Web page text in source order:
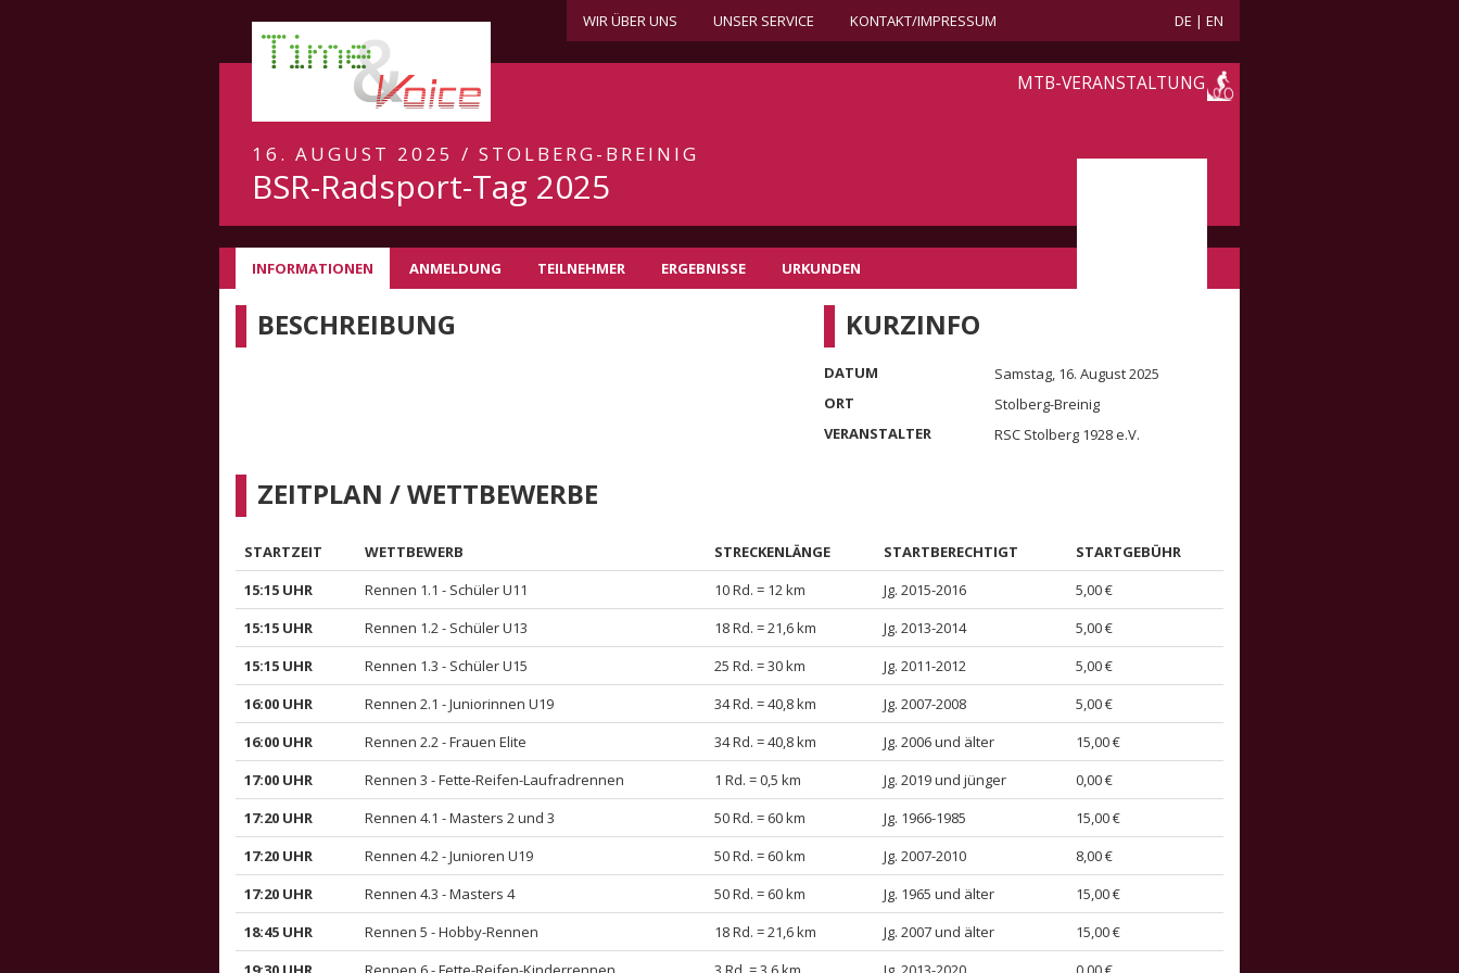
WIR ÜBER UNS UNSER SERVICE KONTAKT/IMPRESSUM DE | EN
MTB-VERANSTALTUNG
16. AUGUST 2025 / STOLBERG-BREINIG
BSR-Radsport-Tag 2025
INFORMATIONEN ANMELDUNG TEILNEHMER ERGEBNISSE URKUNDEN
BESCHREIBUNG KURZINFO
DATUM
Samstag, 16. August 2025
ORT
Stolberg-Breinig
VERANSTALTER
RSC Stolberg 1928 e.V.
ZEITPLAN / WETTBEWERBE
STARTZEIT WETTBEWERB STRECKENLÄNGE STARTBERECHTIGT
STARTGEBÜHR
15:15 UHR
Rennen 1.1 - Schüler U11 10 Rd. = 12 km Jg. 2015-2016
5,00 €
15:15 UHR
Rennen 1.2 - Schüler U13 18 Rd. = 21,6 km Jg. 2013-2014
5,00 €
15:15 UHR
Rennen 1.3 - Schüler U15 25 Rd. = 30 km Jg. 2011-2012
5,00 €
16:00 UHR
Rennen 2.1 - Juniorinnen U19 34 Rd. = 40,8 km Jg. 2007-2008
5,00 €
16:00 UHR
Rennen 2.2 - Frauen Elite 34 Rd. = 40,8 km Jg. 2006 und älter
15,00 €
17:00 UHR
Rennen 3 - Fette-Reifen-Laufradrennen 1 Rd. = 0,5 km Jg. 2019 und jünger
0,00 €
17:20 UHR
Rennen 4.1 - Masters 2 und 3 50 Rd. = 60 km Jg. 1966-1985
15,00 €
17:20 UHR
Rennen 4.2 - Junioren U19 50 Rd. = 60 km Jg. 2007-2010
8,00 €
17:20 UHR
Rennen 4.3 - Masters 4 50 Rd. = 60 km Jg. 1965 und älter
15,00 €
18:45 UHR
Rennen 5 - Hobby-Rennen 18 Rd. = 21,6 km Jg. 2007 und älter
15,00 €